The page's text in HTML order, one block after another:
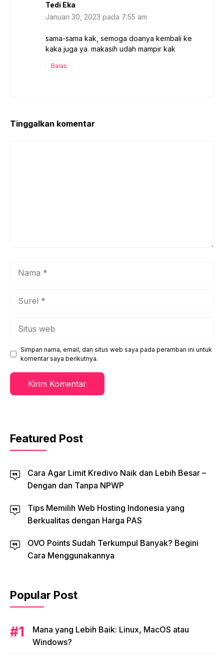
Tedi Eka
Januari 30, 2023 pada 7:55 am
sama-sama kak, semoga doanya kembali ke
kaka juga ya. makasih udah mampir kak
Balas
Tinggalkan komentar
Simpan nama, email, dan situs web saya pada peramban ini untuk
komentar saya berikutnya.
Featured Post
Cara Agar Limit Kredivo Naik dan Lebih Besar –
Dengan dan Tanpa NPWP
Tips Memilih Web Hosting Indonesia yang
Berkualitas dengan Harga PAS
OVO Points Sudah Terkumpul Banyak? Begini
Cara Menggunakannya
Popular Post
Mana yang Lebih Baik: Linux, MacOS atau
Windows?